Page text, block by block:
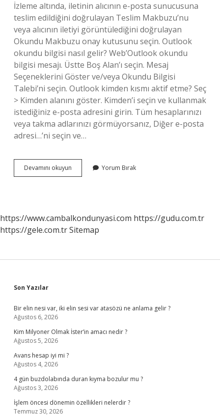
İzleme altında, iletinin alıcının e-posta sunucusuna
teslim edildiğini doğrulayan Teslim Makbuzu’nu
veya alıcının iletiyi görüntülediğini doğrulayan
Okundu Makbuzu onay kutusunu seçin. Outlook
okundu bilgisi nasıl gelir? Web’Outlook okundu
bilgisi mesajı. Üstte Boş Alan’ı seçin. Mesaj
Seçeneklerini Göster ve/veya Okundu Bilgisi
Talebi’ni seçin. Outlook kimden kısmı aktif etme? Seç
> Kimden alanını göster. Kimden’i seçin ve kullanmak
istediğiniz e-posta adresini girin. Tüm hesaplarınızı
veya takma adlarınızı görmüyorsanız, Diğer e-posta
adresi…’ni seçin ve…
Devamını okuyun Outlook
Kişilerin
Yorum Bırak
https://www.cambalkondunyasi.com https://gudu.com.tr
https://gele.com.trSitemap
Sidebar
Son Yazılar
Bir elin nesi var, iki elin sesi var atasözü ne anlama gelir ?
Ağustos 6, 2026
Kim Milyoner Olmak İster’in amacı nedir ?
Ağustos 5, 2026
Avans hesap iyi mi ?
Ağustos 4, 2026
4 gün buzdolabında duran kıyma bozulur mu ?
Ağustos 3, 2026
İşlem öncesi dönemin özellikleri nelerdir ?
Temmuz 30, 2026